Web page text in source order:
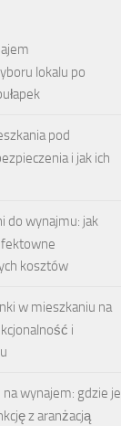
lokalu po
pod
i jak ich
do wynajmu: jak
kosztów
w mieszkaniu na
i
wynajem: gdzie je
z aranżacją